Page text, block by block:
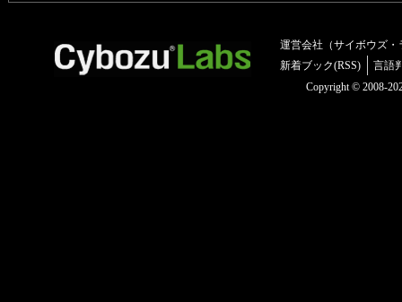
運営会社（サイボウズ・
新着ブック(RSS)
言語
Copyright © 2008-